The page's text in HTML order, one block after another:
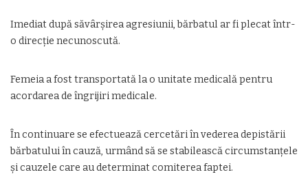
Imediat după săvârșirea agresiunii, bărbatul ar fi plecat într-
o direcție necunoscută.
Femeia a fost transportată la o unitate medicală pentru
acordarea de îngrijiri medicale.
În continuare se efectuează cercetări în vederea depistării
bărbatului în cauză, urmând să se stabilească circumstanțele
și cauzele care au determinat comiterea faptei.